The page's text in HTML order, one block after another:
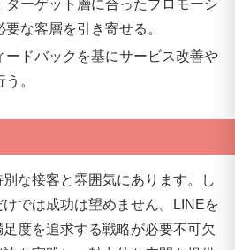
ターゲット層に合ったプロモーシ
な客層を引き寄せる。
ードバックを基にサービス改善や
。
な接客と雰囲気にあります。し
では成功は望めません。LINEを
度を追求する戦略が必要不可欠